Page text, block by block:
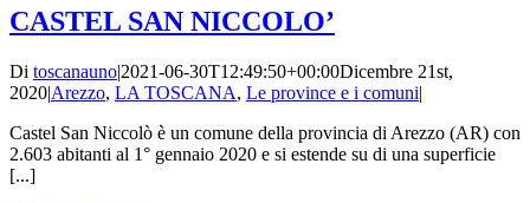
CASTEL SAN NICCOLO’
Di toscanauno|2021-06-30T12:49:50+00:00Dicembre 21st,
2020|Arezzo, LA TOSCANA, Le province e i comuni|
Castel San Niccolò è un comune della provincia di Arezzo (AR) con
2.603 abitanti al 1° gennaio 2020 e si estende su di una superficie
[...]